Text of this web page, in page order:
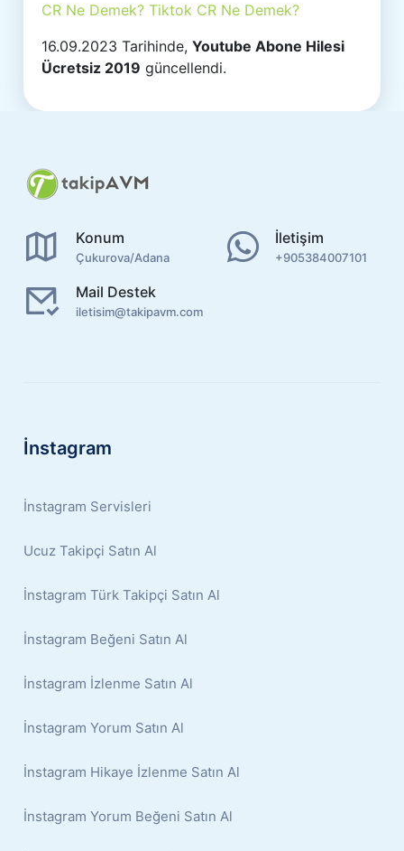
CR Ne Demek? Tiktok CR Ne Demek?
16.09.2023 Tarihinde,Youtube Abone Hilesi
Ücretsiz 2019 güncellendi.
Konum
Çukurova/Adana
İletişim
+905384007101
Mail Destek
iletisim@takipavm.com
İnstagram
İnstagram Servisleri
Ucuz Takipçi Satın Al
İnstagram Türk Takipçi Satın Al
İnstagram Beğeni Satın Al
İnstagram İzlenme Satın Al
İnstagram Yorum Satın Al
İnstagram Hikaye İzlenme Satın Al
İnstagram Yorum Beğeni Satın Al